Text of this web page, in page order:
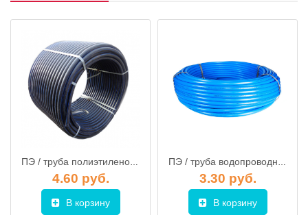
ПЭ / труба полиэтиленовая питьевая SDR17-50x2,4 черная с синей полосой, РБ
4.60 руб.
В корзину
ПЭ / труба водопроводная 25х2 (синяя), Польша
3.30 руб.
В корзину